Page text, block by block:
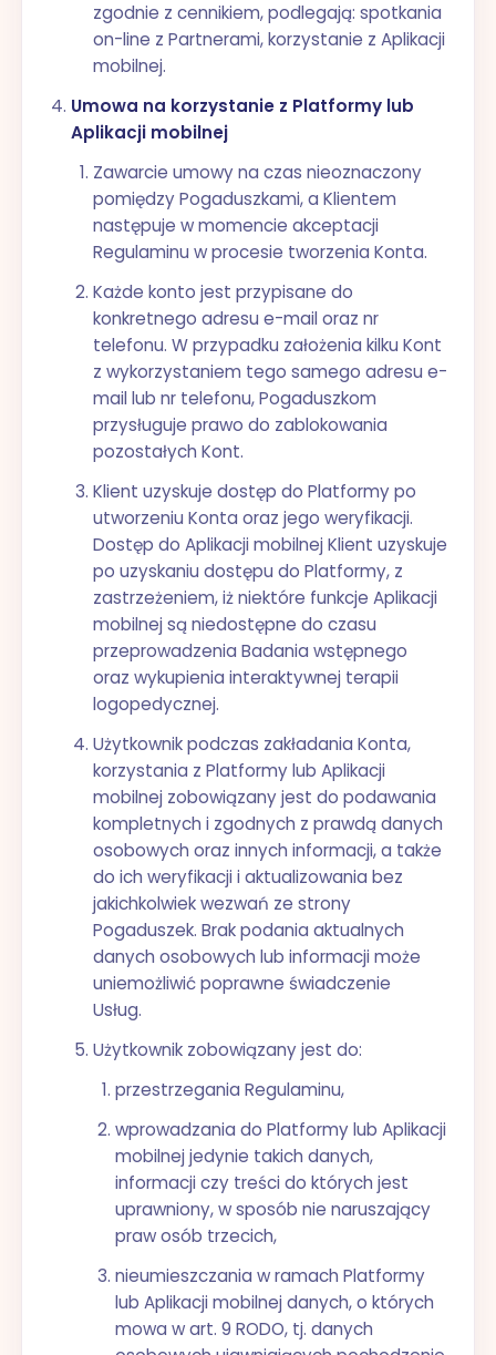
zgodnie z cennikiem, podlegają: spotkania
on-line z Partnerami, korzystanie z Aplikacji
mobilnej.
Umowa na korzystanie z Platformy lub
Aplikacji mobilnej
Zawarcie umowy na czas nieoznaczony
pomiędzy Pogaduszkami, a Klientem
następuje w momencie akceptacji
Regulaminu w procesie tworzenia Konta.
Każde konto jest przypisane do
konkretnego adresu e-mail oraz nr
telefonu. W przypadku założenia kilku Kont
z wykorzystaniem tego samego adresu e-
mail lub nr telefonu, Pogaduszkom
przysługuje prawo do zablokowania
pozostałych Kont.
Klient uzyskuje dostęp do Platformy po
utworzeniu Konta oraz jego weryfikacji.
Dostęp do Aplikacji mobilnej Klient uzyskuje
po uzyskaniu dostępu do Platformy, z
zastrzeżeniem, iż niektóre funkcje Aplikacji
mobilnej są niedostępne do czasu
przeprowadzenia Badania wstępnego
oraz wykupienia interaktywnej terapii
logopedycznej.
Użytkownik podczas zakładania Konta,
korzystania z Platformy lub Aplikacji
mobilnej zobowiązany jest do podawania
kompletnych i zgodnych z prawdą danych
osobowych oraz innych informacji, a także
do ich weryfikacji i aktualizowania bez
jakichkolwiek wezwań ze strony
Pogaduszek. Brak podania aktualnych
danych osobowych lub informacji może
uniemożliwić poprawne świadczenie
Usług.
Użytkownik zobowiązany jest do:
przestrzegania Regulaminu,
wprowadzania do Platformy lub Aplikacji
mobilnej jedynie takich danych,
informacji czy treści do których jest
uprawniony, w sposób nie naruszający
praw osób trzecich,
nieumieszczania w ramach Platformy
lub Aplikacji mobilnej danych, o których
mowa w art. 9 RODO, tj. danych